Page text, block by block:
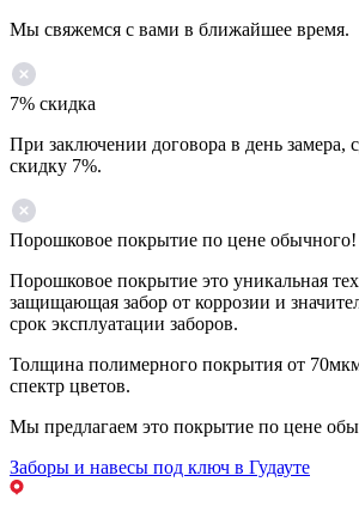
Мы свяжемся с вами в ближайшее время.
7% скидка
При заключении договора в день замера,
скидку 7%.
Порошковое покрытие по цене обычного!
Порошковое покрытие это уникальная
защищающая забор от коррозии и
срок эксплуатации заборов.
Толщина полимерного покрытия от
спектр цветов.
Мы предлагаем это покрытие по цене
Заборы и навесы под ключ в Гудауте